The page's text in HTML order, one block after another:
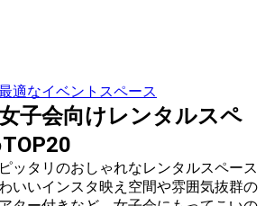
適なイベントスペース
女子会向けレンタルスペ
ッタリのおしゃれなレンタルスペース
いいインスタ映え空間や雰囲気抜群の